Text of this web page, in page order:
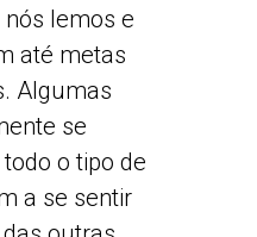
lemos e
até metas
Algumas
se
o tipo de
a se sentir